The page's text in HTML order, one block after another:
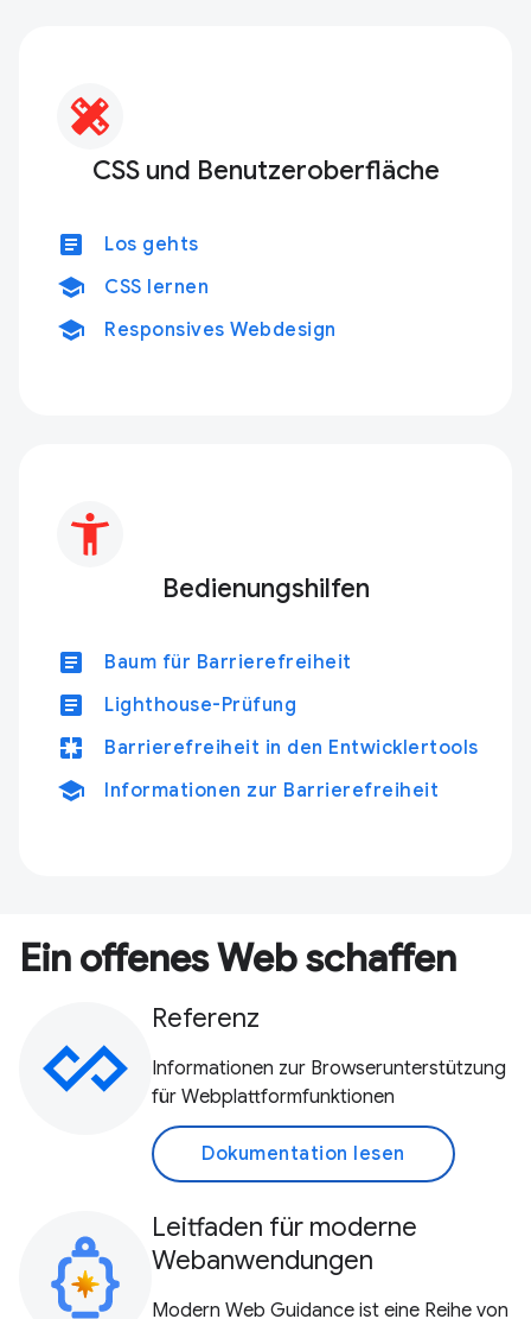
CSS und Benutzeroberfläche
article Los gehts
school CSS lernen
school Responsives Webdesign
Bedienungshilfen
article Baum für Barrierefreiheit
article Lighthouse-Prüfung
pages Barrierefreiheit in den Entwicklertools
school Informationen zur Barrierefreiheit
Ein offenes Web schaffen
Referenz
Informationen zur Browserunterstützung
für Webplattformfunktionen
Dokumentation lesen
Leitfaden für moderne
Webanwendungen
Modern Web Guidance ist eine Reihe von